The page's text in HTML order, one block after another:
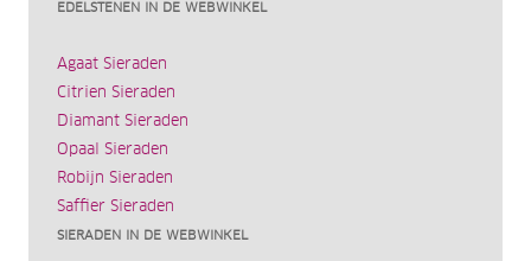
EDELSTENEN IN DE WEBWINKEL
Agaat Sieraden
Citrien Sieraden
Diamant Sieraden
Opaal Sieraden
Robijn Sieraden
Saffier Sieraden
SIERADEN IN DE WEBWINKEL